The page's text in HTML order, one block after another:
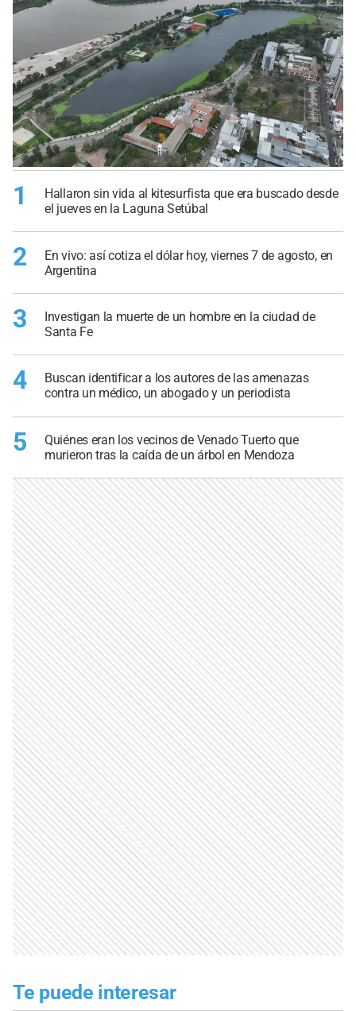
1
Hallaron sin vida al kitesurfista que era buscado desde
el jueves en la Laguna Setúbal
2
En vivo: así cotiza el dólar hoy, viernes 7 de agosto, en
Argentina
3
Investigan la muerte de un hombre en la ciudad de
Santa Fe
4
Buscan identificar a los autores de las amenazas
contra un médico, un abogado y un periodista
5
Quiénes eran los vecinos de Venado Tuerto que
murieron tras la caída de un árbol en Mendoza
Te puede interesar